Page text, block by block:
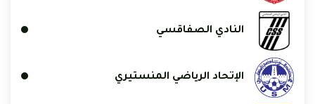
النادي الصفاقسي
الإتحاد الرياضي المنستيري